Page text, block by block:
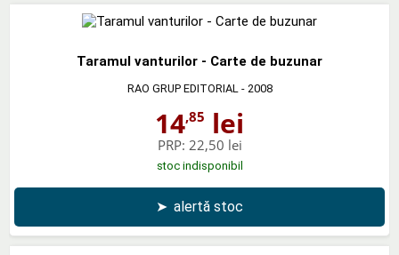
Taramul vanturilor - Carte de buzunar
RAO GRUP EDITORIAL - 2008
14,85 lei
PRP: 22,50 lei
stoc indisponibil
➤ alertă stoc